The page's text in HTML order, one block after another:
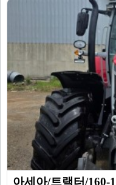
아세아/트랙터/160-